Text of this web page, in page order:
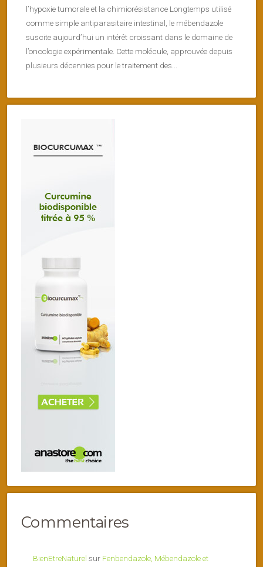
l’hypoxie tumorale et la chimiorésistance Longtemps utilisé
comme simple antiparasitaire intestinal, le mébendazole
suscite aujourd’hui un intérêt croissant dans le domaine de
l’oncologie expérimentale. Cette molécule, approuvée depuis
plusieurs décennies pour le traitement des...
Commentaires
BienEtreNaturel sur Fenbendazole, Mébendazole et